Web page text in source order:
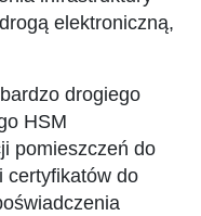
elektroniczną,
drogiego
HSM
pomieszczeń do
certyfikatów do